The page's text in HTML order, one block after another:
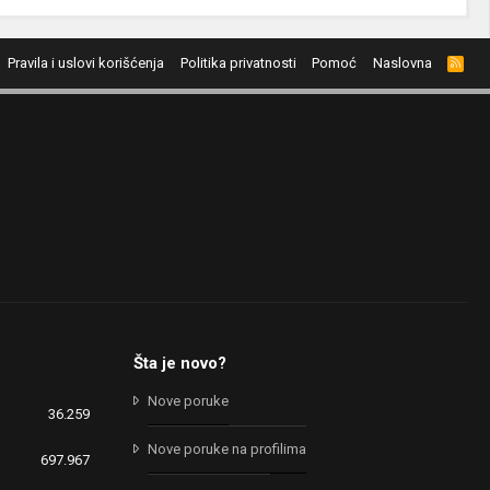
Pravila i uslovi korišćenja Politika privatnosti Pomoć Naslovna
R
S
S
36.259
697.967
Šta je novo?
Nove poruke
Nove poruke na profilima